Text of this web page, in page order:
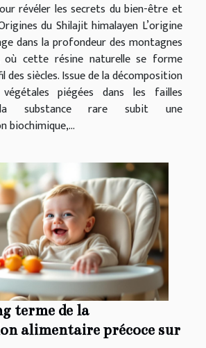
révéler les secrets du bien-être et
du Shilajit himalayen L’origine
dans la profondeur des montagnes
où cette résine naturelle se forme
des siècles. Issue de la décomposition
piégées dans les failles
la substance rare subit une
biochimique,...
terme de la
alimentaire précoce sur